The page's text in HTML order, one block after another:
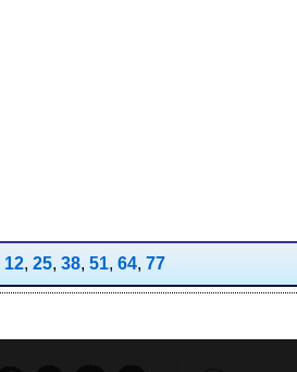
12, 25, 38, 51, 64, 77